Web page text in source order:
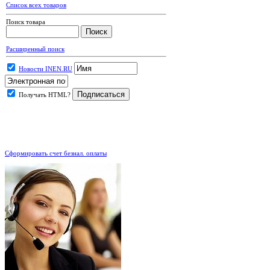
Список всех товаров
Поиск товара
Расширенный поиск
Новости INEN.RU
Получать HTML?
Сформировать счет безнал. оплаты